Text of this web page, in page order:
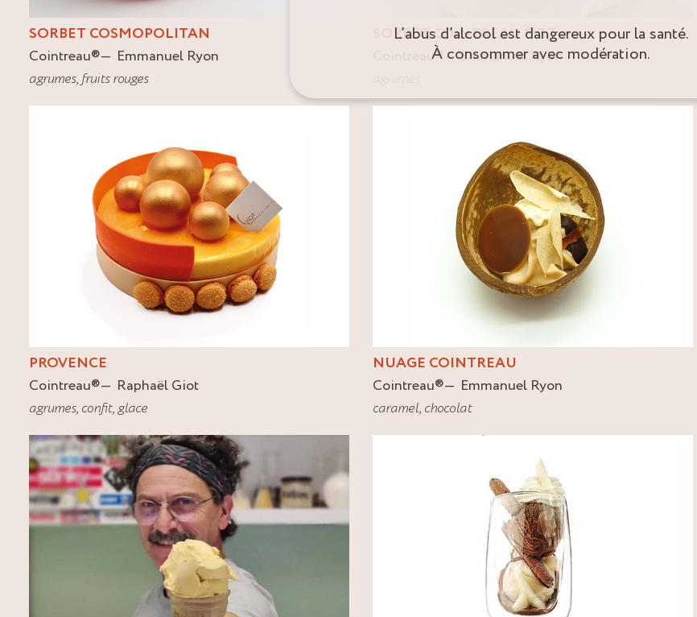
SORBET COSMOPOLITAN
Cointreau®
Emmanuel Ryon
agrumes,fruits rouges
SORBET COINTREAU FIZZ
Cointreau®
Emmanuel Ryon
PROVENCE
Cointreau®
Raphaël Giot
agrumes, confit,glace
NUAGE COINTREAU
Cointreau®
Emmanuel Ryon
caramel, chocolat
L’abus d’alcool est dangereux pour la santé.
À consommer avec modération.